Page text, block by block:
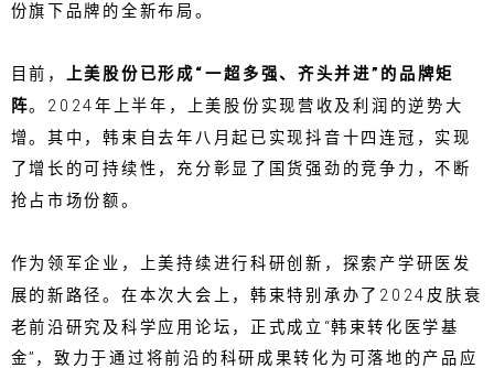
份旗下品牌的全新布局。
目前， 上美股份已形成“一超多强、齐头并进”的品牌矩
阵。2024年上半年，上美股份实现营收及利润的逆势大
增。其中，韩束自去年八月起已实现抖音十四连冠，实现
了增长的可持续性，充分彰显了国货强劲的竞争力，不断
抢占市场份额。
作为领军企业，上美持续进行科研创新，探索产学研医发
展的新路径。在本次大会上，韩束特别承办了2024皮肤衰
老前沿研究及科学应用论坛，正式成立“韩束转化医学基
金”，致力于通过将前沿的科研成果转化为可落地的产品应